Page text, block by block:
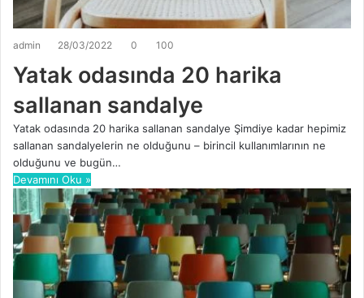
admin 28/03/2022 0 100
Yatak odasında 20 harika
sallanan sandalye
Yatak odasında 20 harika sallanan sandalye Şimdiye kadar hepimiz
sallanan sandalyelerin ne olduğunu – birincil kullanımlarının ne
olduğunu ve bugün…
Devamını Oku »